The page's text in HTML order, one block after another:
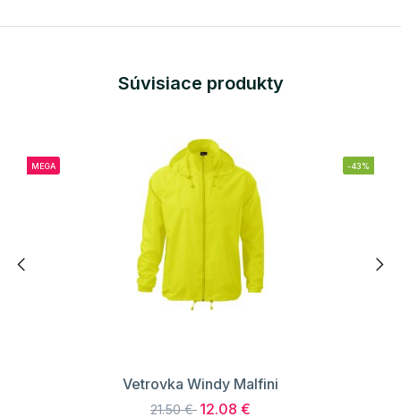
Súvisiace produkty
MEGA -43%
Vetrovka Windy Malfini
21.50 € 12.08 €